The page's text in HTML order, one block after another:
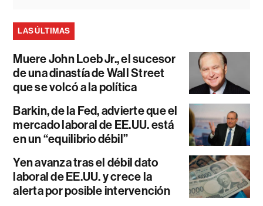
LAS ÚLTIMAS
Muere John Loeb Jr., el sucesor
de una dinastía de Wall Street
que se volcó a la política
Barkin, de la Fed, advierte que el
mercado laboral de EE.UU. está
en un “equilibrio débil”
Yen avanza tras el débil dato
laboral de EE.UU. y crece la
alerta por posible intervención